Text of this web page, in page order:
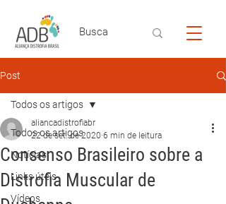
Post
Todos os artigos
Notícias
Links úteis
Vídeos
Todos os artigos
Consenso Brasileiro sobre a
Distrofia Muscular de
aliancadistrofiabr
22 de set. de 2020 6 min de leitura